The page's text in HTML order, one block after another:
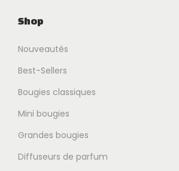
Shop
Nouveautés
Best-Sellers
Bougies classiques
Mini bougies
Grandes bougies
Diffuseurs de parfum